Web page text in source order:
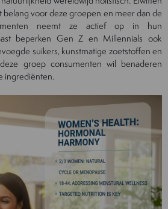
belang voor deze groepen en meer dan de
neemt ze actief op in hun
beperken Gen Z en Millennials ook
suikers, kunstmatige zoetstoffen en
groep consumenten wil benaderen
ingrediënten.